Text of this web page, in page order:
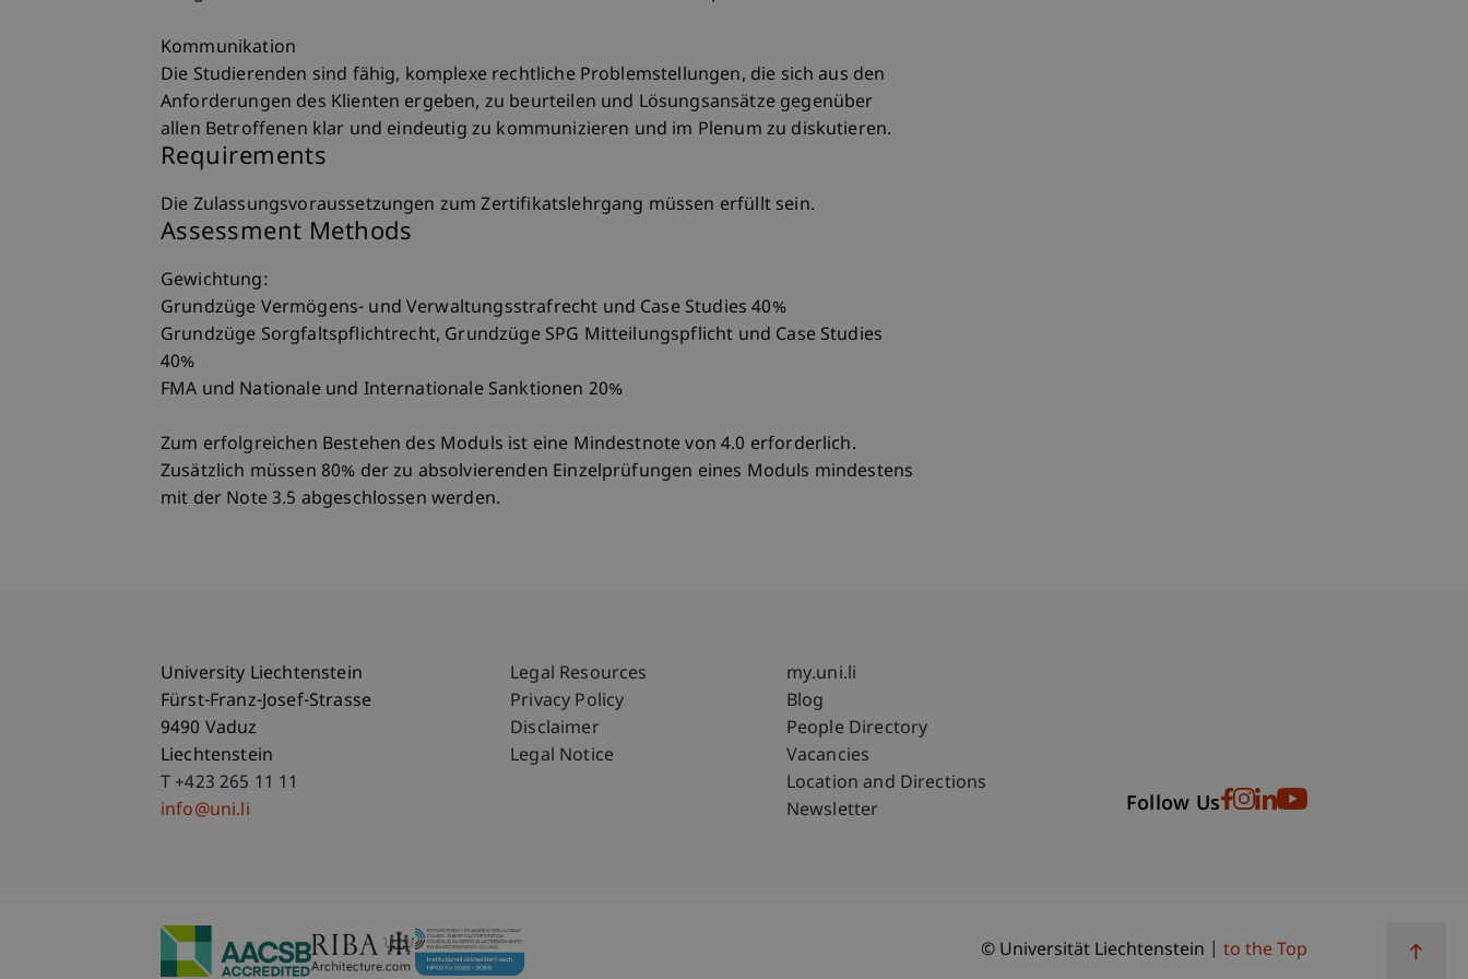
Kommunikation
Die Studierenden sind fähig, komplexe rechtliche Problemstellungen, die sich aus den
Anforderungen des Klienten ergeben, zu beurteilen und Lösungsansätze gegenüber
allen Betroffenen klar und eindeutig zu kommunizieren und im Plenum zu diskutieren.
Requirements
Die Zulassungsvoraussetzungen zum Zertifikatslehrgang müssen erfüllt sein.
Assessment Methods
Gewichtung:
Grundzüge Vermögens- und Verwaltungsstrafrecht und Case Studies 40%
Grundzüge Sorgfaltspflichtrecht, Grundzüge SPG Mitteilungspflicht und Case Studies
40%
FMA und Nationale und Internationale Sanktionen 20%
Zum erfolgreichen Bestehen des Moduls ist eine Mindestnote von 4.0 erforderlich.
Zusätzlich müssen 80% der zu absolvierenden Einzelprüfungen eines Moduls mindestens
mit der Note 3.5 abgeschlossen werden.
University Liechtenstein
Fürst-Franz-Josef-Strasse
9490 Vaduz
Liechtenstein
T +423 265 11 11
info@uni.li
Fußzeile Rechtliche Hinweise
Legal Resources
Privacy Policy
Disclaimer
Legal Notice
Fußzeile Subdomain-Verzeichnis
my.uni.li
Blog
People Directory
Vacancies
Location and Directions
Newsletter
Follow Us
© Universität Liechtenstein to the Top